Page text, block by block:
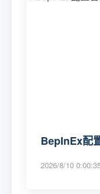
BepInEx配
2026/8/10